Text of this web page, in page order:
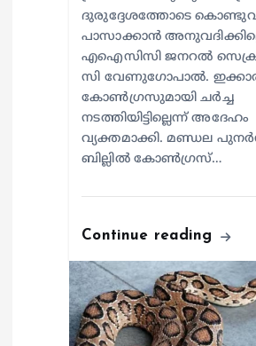
ദുരുദ്ദേശത്തോടെ
പാസാക്കാൻ
എഐസിസി ജനറൽ
സി വേണുഗോപാൽ.
കോൺഗ്രസുമായി ചർച്ച
നടത്തിയിട്ടില്ലെന്ന് അദേഹം
വ്യക്തമാക്കി. മണ്ഡല
ബില്ലിൽ കോൺഗ്രസ്…
Continue reading